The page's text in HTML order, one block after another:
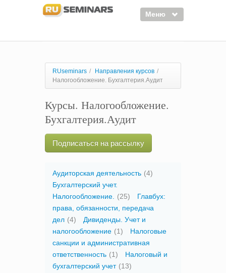
Меню
Курсы
Тренинги
Организаторы
Лектора
Войти
RUseminars / Направления курсов /
Налогообложение. Бухгалтерия.Аудит
Курсы. Налогообложение.
Бухгалтерия.Аудит
Подписаться на рассылку
Аудиторская деятельность (4)
Бухгалтерский учет.
Налогообложение.
(25)
Главбух:
права, обязанности, передача
дел (4)
Дивиденды. Учет и
налогообложение (1)
Налоговые
санкции и административная
ответственность (1)
Налоговый и
бухгалтерский учет (13)